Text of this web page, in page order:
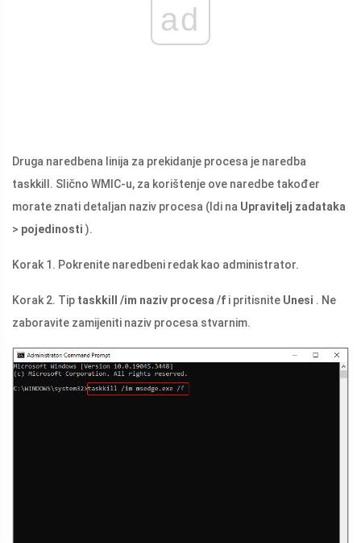
ad
Druga naredbena linija za prekidanje procesa je naredba
taskkill. Slično WMIC-u, za korištenje ove naredbe također
morate znati detaljan naziv procesa (Idi na Upravitelj zadataka
> pojedinosti ).
Korak 1. Pokrenite naredbeni redak kao administrator.
Korak 2. Tip taskkill /im naziv procesa /f i pritisnite Unesi . Ne
zaboravite zamijeniti naziv procesa stvarnim.